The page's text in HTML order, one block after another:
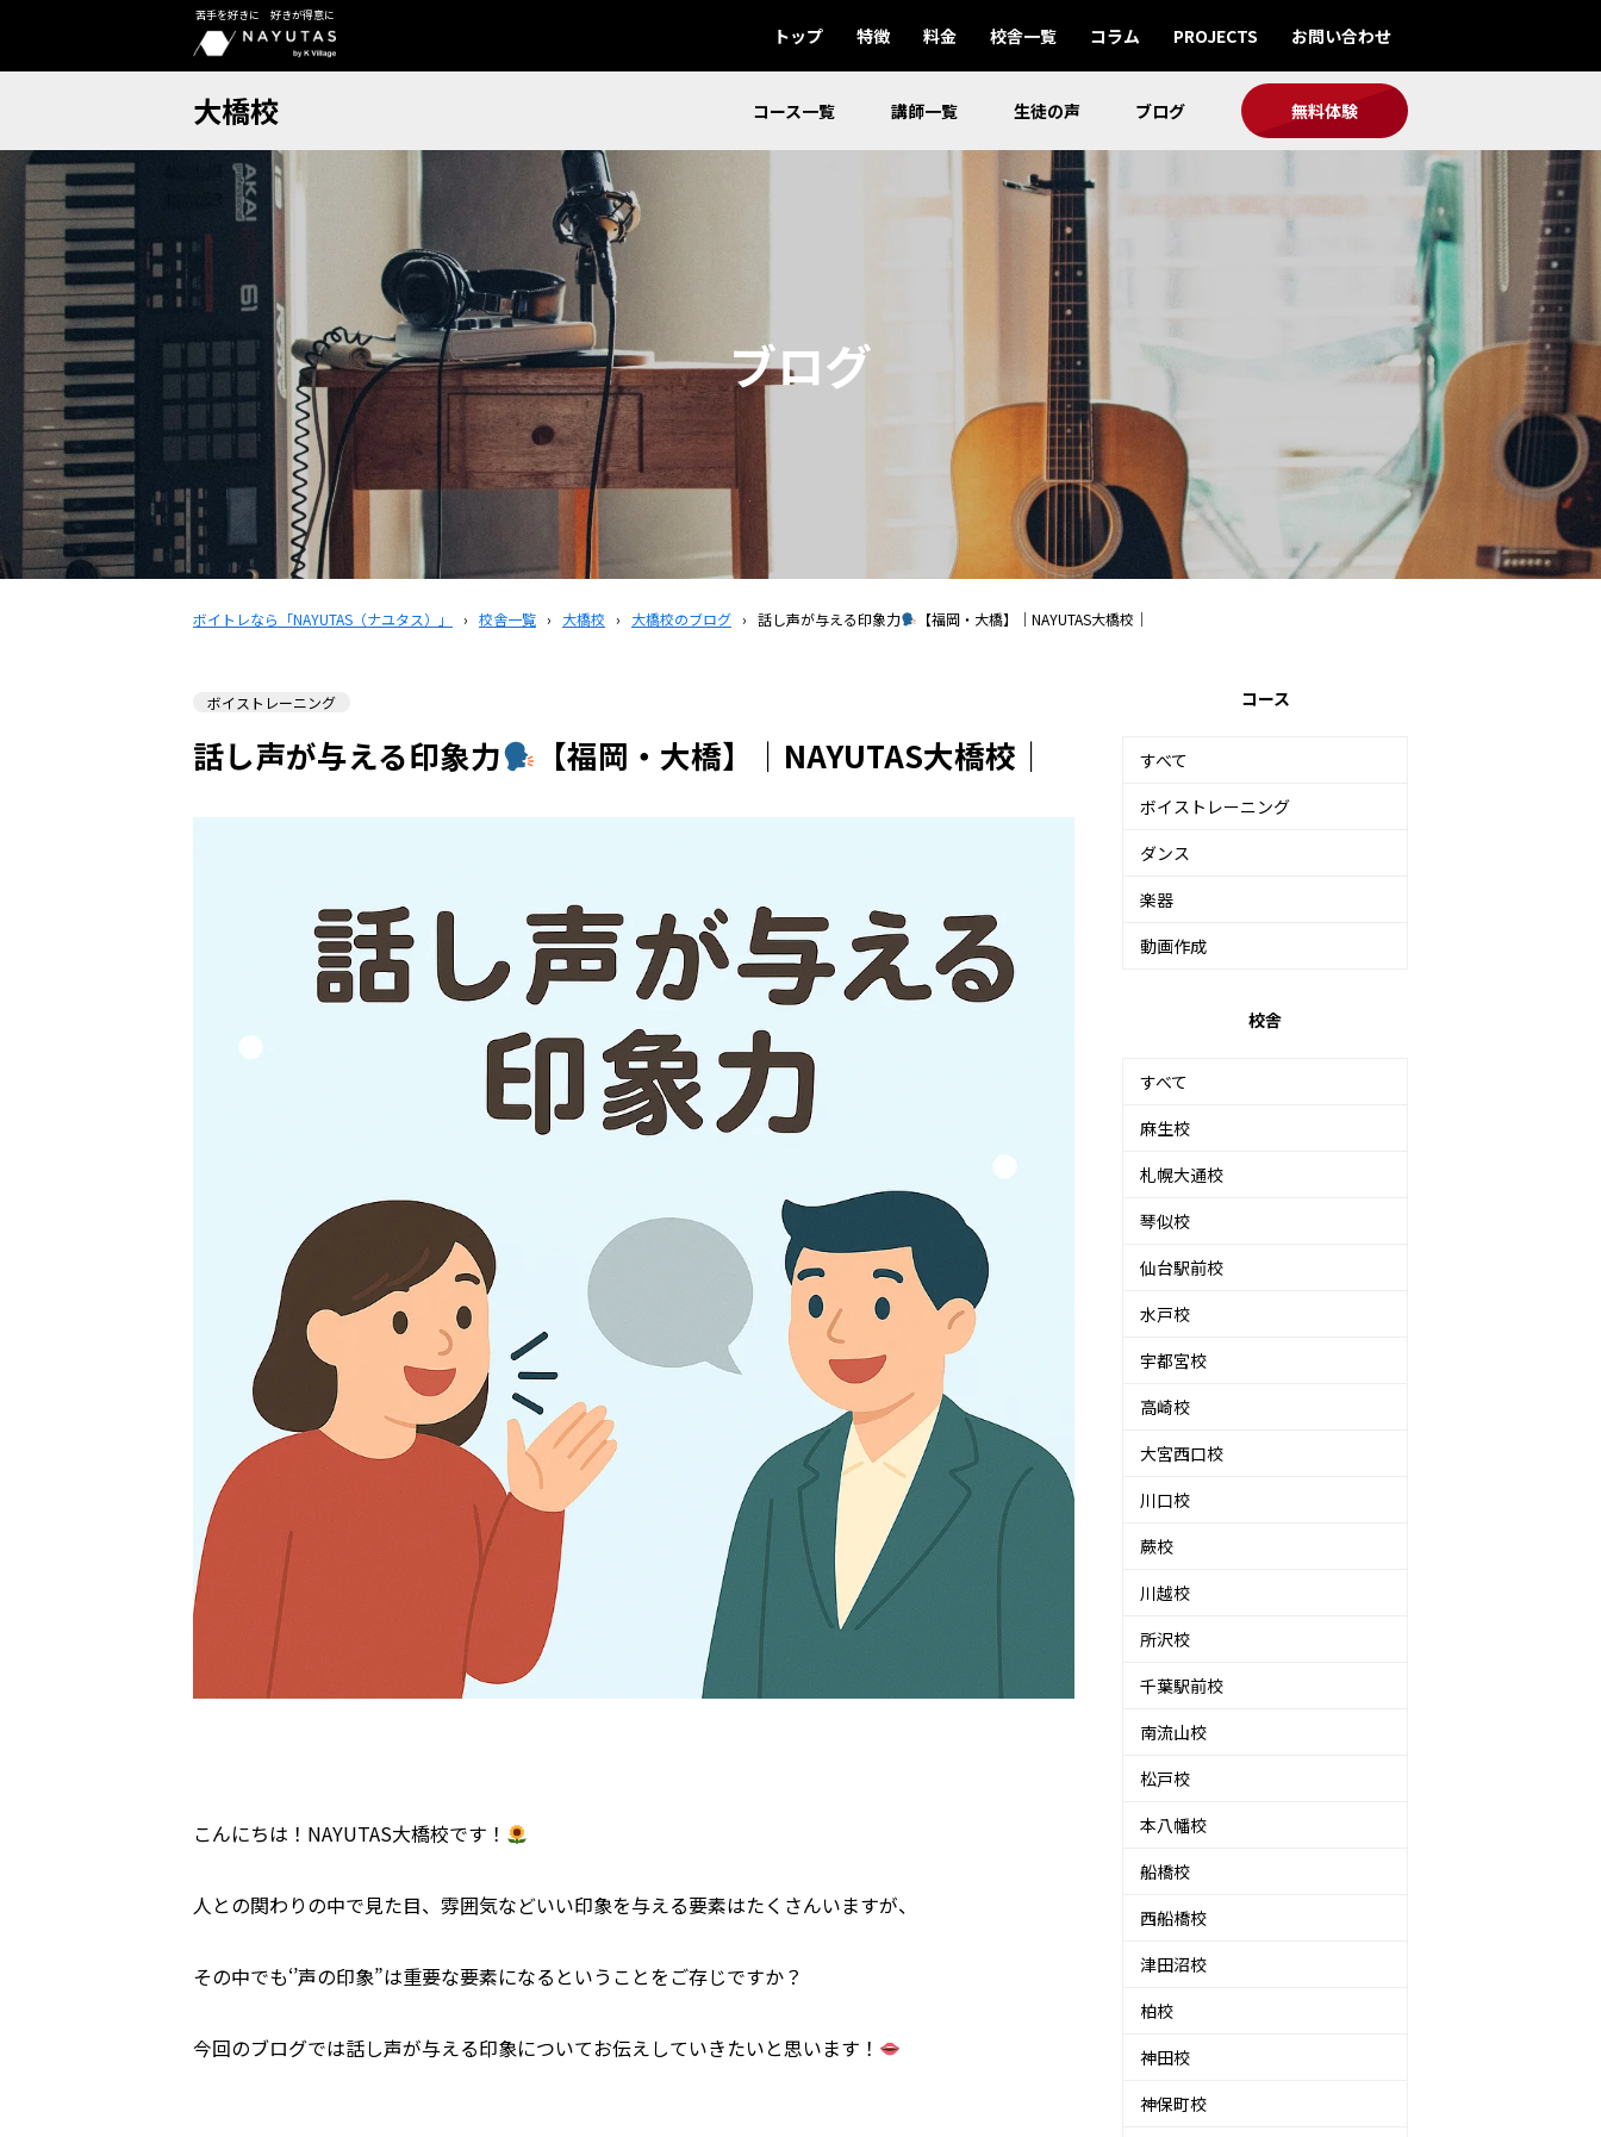
苦手を好きに 好きが得意に
トップ 特徴 料金 校舎一覧 コラム PROJECTS お問い合わせ
大橋校 コース一覧 講師一覧 生徒の声 ブログ 無料体験
ブログ
ボイトレなら「NAYUTAS（ナユタス）」 › 校舎一覧 › 大橋校 › 大橋校のブログ › 話し声が与える印象力 【福岡・大橋】｜NAYUTAS大橋校｜
ボイストレーニング
話し声が与える印象力 【福岡・大橋】｜NAYUTAS大橋校｜
こんにちは！NAYUTAS大橋校です！
人との関わりの中で見た目、雰囲気などいい印象を与える要素はたくさんいますが、
その中でも‘’声の印象”は重要な要素になるということをご存じですか？
今回のブログでは話し声が与える印象についてお伝えしていきたいと思います！
コース
すべて
ボイストレーニング
ダンス
楽器
動画作成
校舎
すべて
麻生校
札幌大通校
琴似校
仙台駅前校
水戸校
宇都宮校
高崎校
大宮西口校
川口校
蕨校
川越校
所沢校
千葉駅前校
南流山校
松戸校
本八幡校
船橋校
西船橋校
津田沼校
柏校
神田校
神保町校